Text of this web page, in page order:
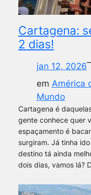
Cartagena:
2 dias!
jan 12, 2026
em América
Mundo
Cartagena é
gente conhece quer
espaçamento é
surgiram. Já tinha
destino tá ainda
dois dias, vamos lá?